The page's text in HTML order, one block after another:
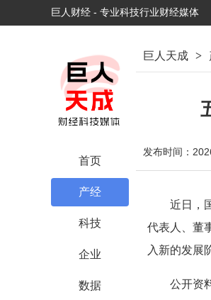
巨人财经 - 专业科技行业财经媒体
首页
产经
科技
企业
数据
巨人天成 >
发布时间：
近日，
代表人、董
入新的发展
公开资